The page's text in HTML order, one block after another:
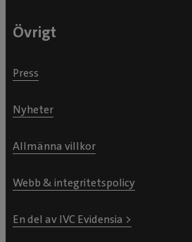
Övrigt
Press
Nyheter
Allmänna villkor
Webb & integritetspolicy
En del av IVC Evidensia >